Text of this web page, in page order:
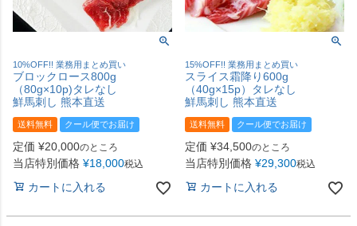
10%OFF!! 業務用まとめ買い
ブロックロース800g
（80g×10p)タレなし
鮮馬刺し 熊本直送
送料無料 クール便でお届け
定価 ¥20,000のところ
当店特別価格 ¥18,000税込
カートに入れる
15%OFF!! 業務用まとめ買い
スライス霜降り600g
（40g×15p）タレなし
鮮馬刺し 熊本直送
送料無料 クール便でお届け
定価 ¥34,500のところ
当店特別価格 ¥29,300税込
カートに入れる